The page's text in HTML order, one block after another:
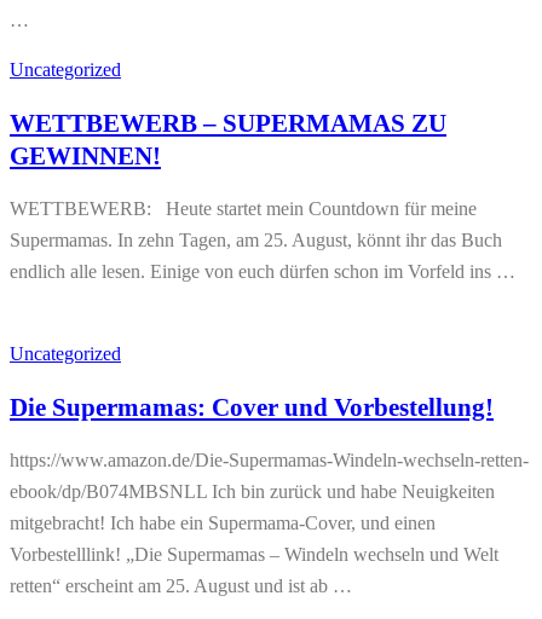
…
Uncategorized
WETTBEWERB – SUPERMAMAS ZU
GEWINNEN!
WETTBEWERB: Heute startet mein Countdown für meine
Supermamas. In zehn Tagen, am 25. August, könnt ihr das Buch
endlich alle lesen. Einige von euch dürfen schon im Vorfeld ins …
Uncategorized
Die Supermamas: Cover und Vorbestellung!
https://www.amazon.de/Die-Supermamas-Windeln-wechseln-retten-
ebook/dp/B074MBSNLL Ich bin zurück und habe Neuigkeiten
mitgebracht! Ich habe ein Supermama-Cover, und einen
Vorbestelllink! „Die Supermamas – Windeln wechseln und Welt
retten“ erscheint am 25. August und ist ab …